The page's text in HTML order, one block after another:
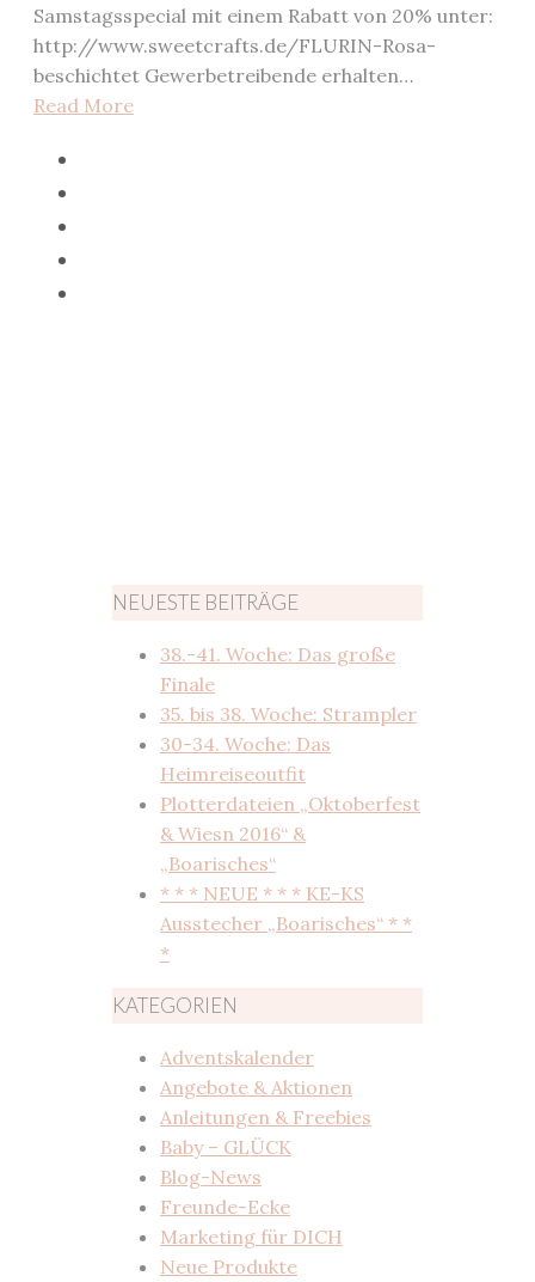
Samstagsspecial mit einem Rabatt von 20% unter:
http://www.sweetcrafts.de/FLURIN-Rosa-
beschichtet Gewerbetreibende erhalten…
Read More
NEUESTE BEITRÄGE
38.-41. Woche: Das große
Finale
35. bis 38. Woche: Strampler
30-34. Woche: Das
Heimreiseoutfit
Plotterdateien „Oktoberfest
& Wiesn 2016“ &
„Boarisches“
* * * NEUE * * * KE-KS
Ausstecher „Boarisches“ * *
*
KATEGORIEN
Adventskalender
Angebote & Aktionen
Anleitungen & Freebies
Baby – GLÜCK
Blog-News
Freunde-Ecke
Marketing für DICH
Neue Produkte